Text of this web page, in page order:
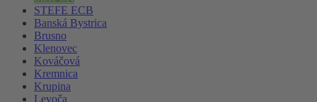
STEFE ECB
Banská Bystrica
Brusno
Klenovec
Kováčová
Kremnica
Krupina
Levoča